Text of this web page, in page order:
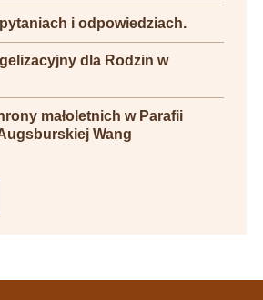
i odpowiedziach.
dla Rodzin w
małoletnich w Parafii
Wang